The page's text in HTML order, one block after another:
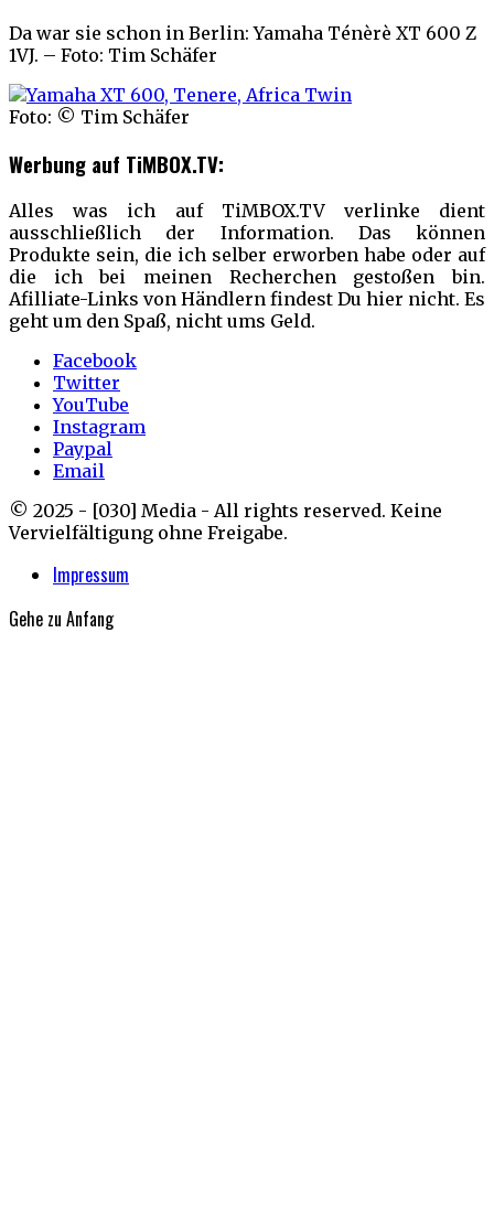
Da war sie schon in Berlin: Yamaha Ténèrè XT 600 Z
1VJ. – Foto: Tim Schäfer
Foto: © Tim Schäfer
Werbung auf TiMBOX.TV:
Alles was ich auf TiMBOX.TV verlinke dient
ausschließlich der Information. Das können
Produkte sein, die ich selber erworben habe oder auf
die ich bei meinen Recherchen gestoßen bin.
Afilliate-Links von Händlern findest Du hier nicht. Es
geht um den Spaß, nicht ums Geld.
Facebook
Twitter
YouTube
Instagram
Paypal
Email
© 2025 - [030] Media - All rights reserved. Keine
Vervielfältigung ohne Freigabe.
Impressum
Gehe zu Anfang